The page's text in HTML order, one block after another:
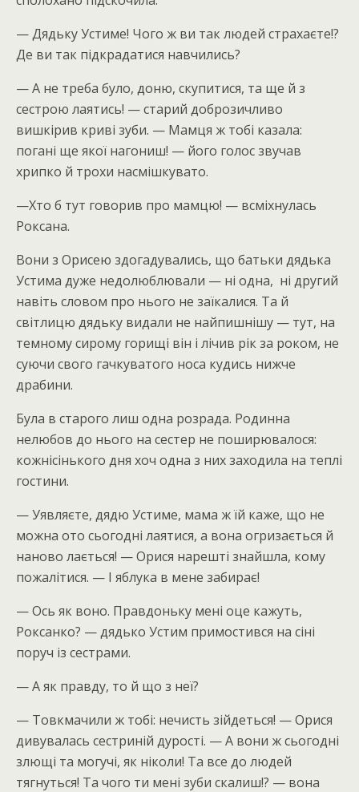
— Дядьку Устиме! Чого ж ви так людей страхаєте!?
Де ви так підкрадатися навчились?
— А не треба було, доню, скупитися, та ще й з
сестрою лаятись! — старий доброзичливо
вишкірив криві зуби. — Мамця ж тобі казала:
погані ще якої нагониш! — його голос звучав
хрипко й трохи насмішкувато.
—Хто б тут говорив про мамцю! — всміхнулась
Роксана.
Вони з Орисею здогадувались, що батьки дядька
Устима дуже недолюблювали — ні одна, ні другий
навіть словом про нього не заїкалися. Та й
світлицю дядьку видали не найпишнішу — тут, на
темному сирому горищі він і лічив рік за роком, не
суючи свого гачкуватого носа кудись нижче
драбини.
Була в старого лиш одна розрада. Родинна
нелюбов до нього на сестер не поширювалося:
кожнісінького дня хоч одна з них заходила на теплі
гостини.
— Уявляєте, дядю Устиме, мама ж їй каже, що не
можна ото сьогодні лаятися, а вона огризається й
наново лається! — Орися нарешті знайшла, кому
пожалітися. — І яблука в мене забирає!
— Ось як воно. Правдоньку мені оце кажуть,
Роксанко? — дядько Устим примостився на сіні
поруч із сестрами.
— А як правду, то й що з неї?
— Товкмачили ж тобі: нечисть зійдеться! — Орися
дивувалась сестриній дурості. — А вони ж сьогодні
злющі та могучі, як ніколи! Та все до людей
тягнуться! Та чого ти мені зуби скалиш!? — вона